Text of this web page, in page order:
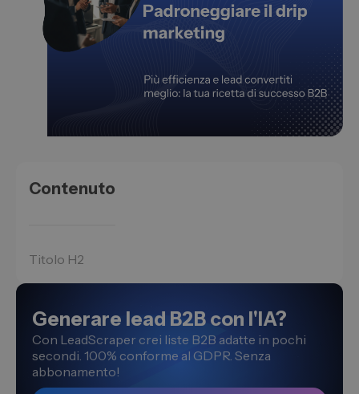
Contenuto
Titolo H2
Generare lead B2B con l'IA?
Con LeadScraper crei liste B2B adatte in pochi
secondi. 100% conforme al GDPR. Senza
abbonamento!